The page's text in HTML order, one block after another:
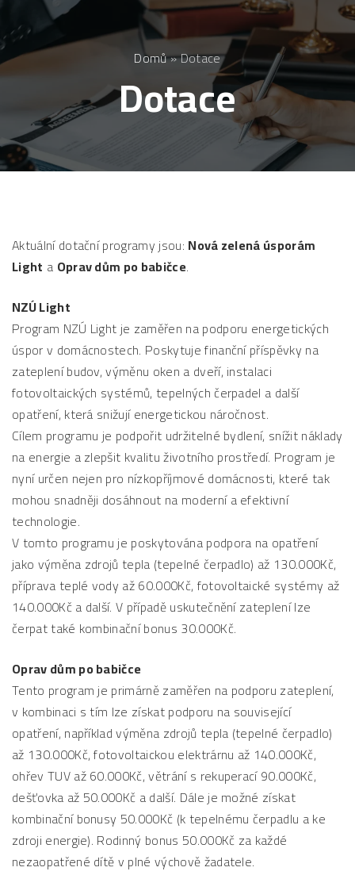
Domů»Dotace
Dotace
Aktuální dotační programy jsou: Nová zelená úsporám
Light a Oprav dům po babičce.
NZÚ Light
Program NZÚ Light je zaměřen na podporu energetických
úspor v domácnostech. Poskytuje finanční příspěvky na
zateplení budov, výměnu oken a dveří, instalaci
fotovoltaických systémů, tepelných čerpadel a další
opatření, která snižují energetickou náročnost.
Cílem programu je podpořit udržitelné bydlení, snížit náklady
na energie a zlepšit kvalitu životního prostředí. Program je
nyní určen nejen pro nízkopříjmové domácnosti, které tak
mohou snadněji dosáhnout na moderní a efektivní
technologie.
V tomto programu je poskytována podpora na opatření
jako výměna zdrojů tepla (tepelné čerpadlo) až 130.000Kč,
příprava teplé vody až 60.000Kč, fotovoltaické systémy až
140.000Kč a další. V případě uskutečnění zateplení lze
čerpat také kombinační bonus 30.000Kč.
Oprav dům po babičce
Tento program je primárně zaměřen na podporu zateplení,
v kombinaci s tím lze získat podporu na související
opatření, například výměna zdrojů tepla (tepelné čerpadlo)
až 130.000Kč, fotovoltaickou elektrárnu až 140.000Kč,
ohřev TUV až 60.000Kč, větrání s rekuperací 90.000Kč,
dešťovka až 50.000Kč a další. Dále je možné získat
kombinační bonusy 50.000Kč (k tepelnému čerpadlu a ke
zdroji energie). Rodinný bonus 50.000Kč za každé
nezaopatřené dítě v plné výchově žadatele.